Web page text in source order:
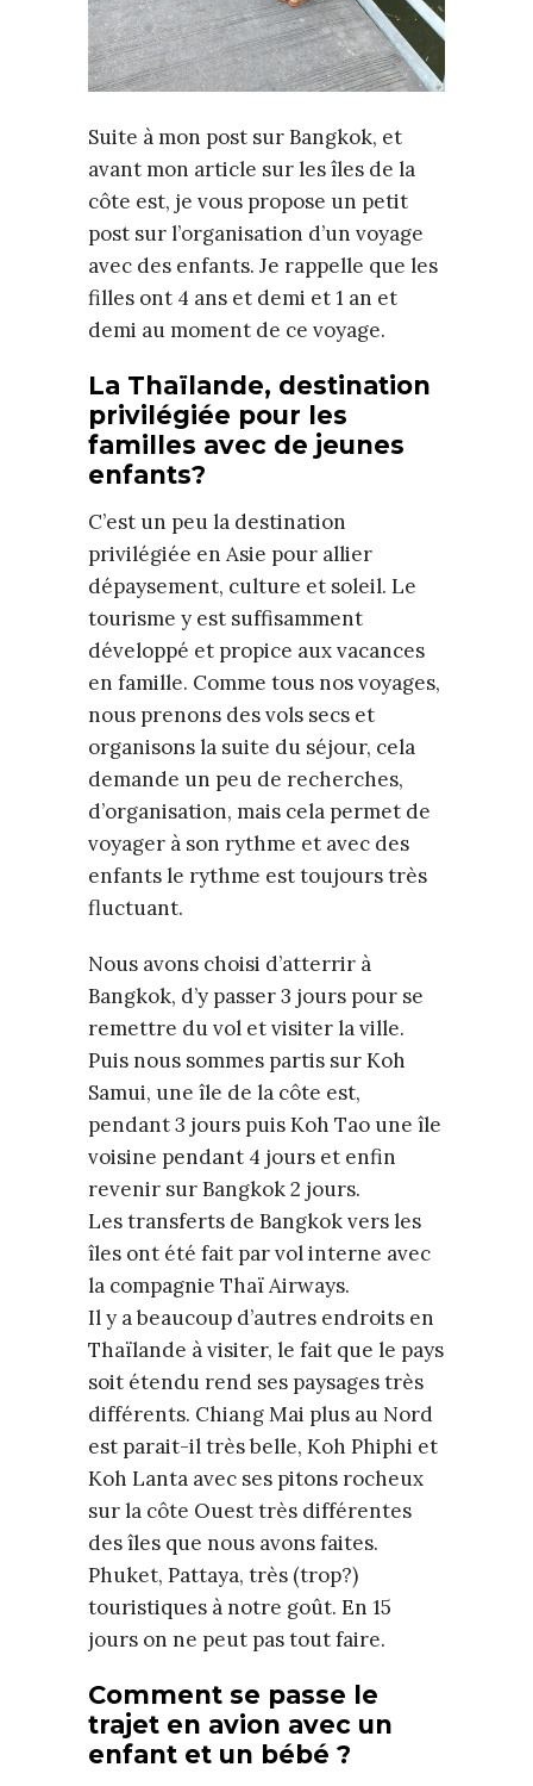
Suite à mon post sur Bangkok, et
avant mon article sur les îles de la
côte est, je vous propose un petit
post sur l’organisation d’un voyage
avec des enfants. Je rappelle que les
filles ont 4 ans et demi et 1 an et
demi au moment de ce voyage.
La Thaïlande, destination
privilégiée pour les
familles avec de jeunes
enfants?
C’est un peu la destination
privilégiée en Asie pour allier
dépaysement, culture et soleil. Le
tourisme y est suffisamment
développé et propice aux vacances
en famille. Comme tous nos voyages,
nous prenons des vols secs et
organisons la suite du séjour, cela
demande un peu de recherches,
d’organisation, mais cela permet de
voyager à son rythme et avec des
enfants le rythme est toujours très
fluctuant.
Nous avons choisi d’atterrir à
Bangkok, d’y passer 3 jours pour se
remettre du vol et visiter la ville.
Puis nous sommes partis sur Koh
Samui, une île de la côte est,
pendant 3 jours puis Koh Tao une île
voisine pendant 4 jours et enfin
revenir sur Bangkok 2 jours.
Les transferts de Bangkok vers les
îles ont été fait par vol interne avec
la compagnie Thaï Airways.
Il y a beaucoup d’autres endroits en
Thaïlande à visiter, le fait que le pays
soit étendu rend ses paysages très
différents. Chiang Mai plus au Nord
est parait-il très belle, Koh Phiphi et
Koh Lanta avec ses pitons rocheux
sur la côte Ouest très différentes
des îles que nous avons faites.
Phuket, Pattaya, très (trop?)
touristiques à notre goût. En 15
jours on ne peut pas tout faire.
Comment se passe le
trajet en avion avec un
enfant et un bébé ?